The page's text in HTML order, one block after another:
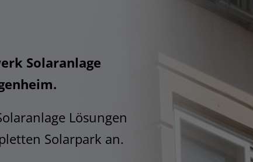
Solaranlage
Lösungen
Solarpark an.